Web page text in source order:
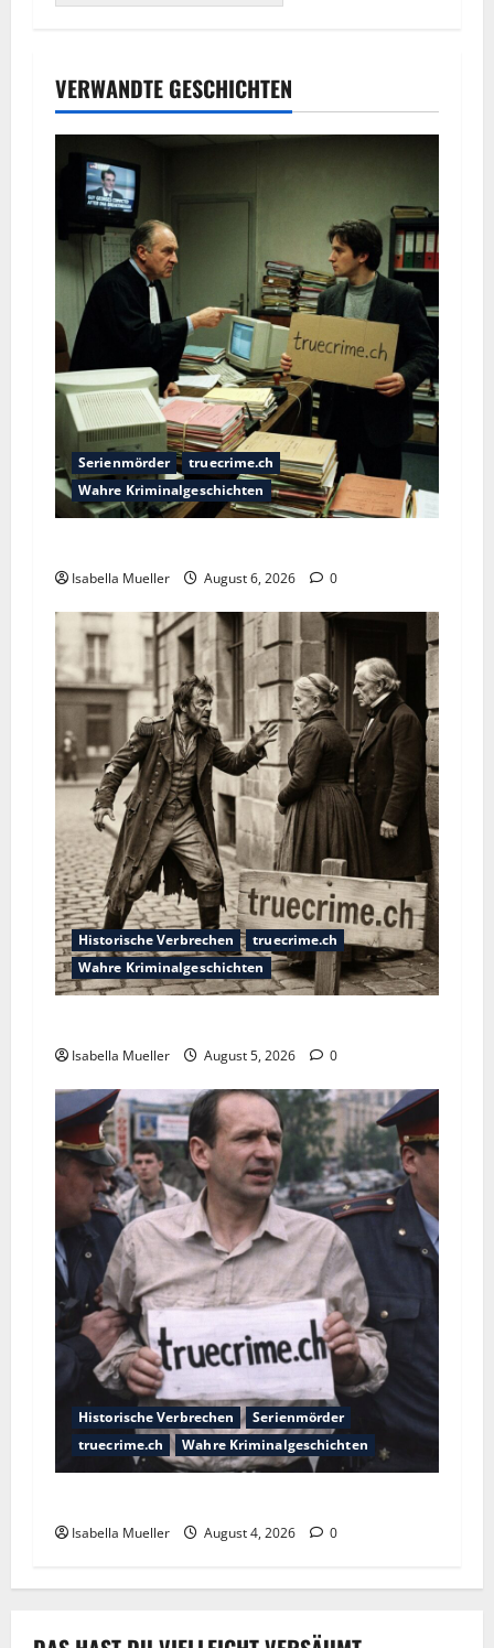
VERWANDTE GESCHICHTEN
Serienmörder
truecrime.ch
Wahre Kriminalgeschichten
Isabella Mueller August 6, 2026 0
Historische Verbrechen
truecrime.ch
Wahre Kriminalgeschichten
Isabella Mueller August 5, 2026 0
Historische Verbrechen
Serienmörder
truecrime.ch
Wahre Kriminalgeschichten
Isabella Mueller August 4, 2026 0